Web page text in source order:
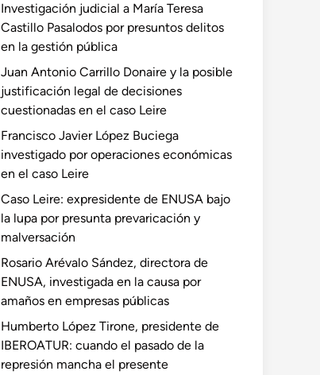
Investigación judicial a María Teresa
Castillo Pasalodos por presuntos delitos
en la gestión pública
Juan Antonio Carrillo Donaire y la posible
justificación legal de decisiones
cuestionadas en el caso Leire
Francisco Javier López Buciega
investigado por operaciones económicas
en el caso Leire
Caso Leire: expresidente de ENUSA bajo
la lupa por presunta prevaricación y
malversación
Rosario Arévalo Sández, directora de
ENUSA, investigada en la causa por
amaños en empresas públicas
Humberto López Tirone, presidente de
IBEROATUR: cuando el pasado de la
represión mancha el presente